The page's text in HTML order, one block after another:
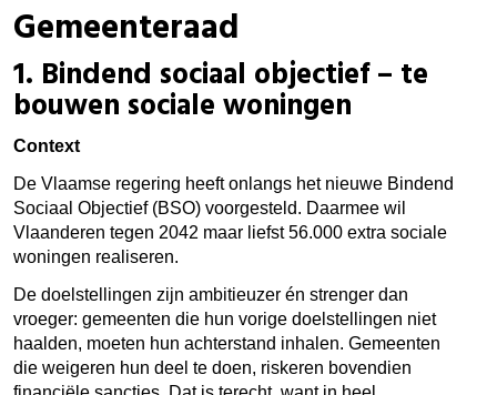
Gemeenteraad
1. Bindend sociaal objectief – te
bouwen sociale woningen
Context
De Vlaamse regering heeft onlangs het nieuwe Bindend
Sociaal Objectief (BSO) voorgesteld. Daarmee wil
Vlaanderen tegen 2042 maar liefst 56.000 extra sociale
woningen realiseren.
De doelstellingen zijn ambitieuzer én strenger dan
vroeger: gemeenten die hun vorige doelstellingen niet
haalden, moeten hun achterstand inhalen. Gemeenten
die weigeren hun deel te doen, riskeren bovendien